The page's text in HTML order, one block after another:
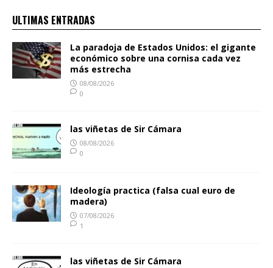
ULTIMAS ENTRADAS
La paradoja de Estados Unidos: el gigante
económico sobre una cornisa cada vez
más estrecha
08/08/2026
0
las viñetas de Sir Cámara
08/08/2026
0
Ideología practica (falsa cual euro de
madera)
07/08/2026
1
las viñetas de Sir Cámara